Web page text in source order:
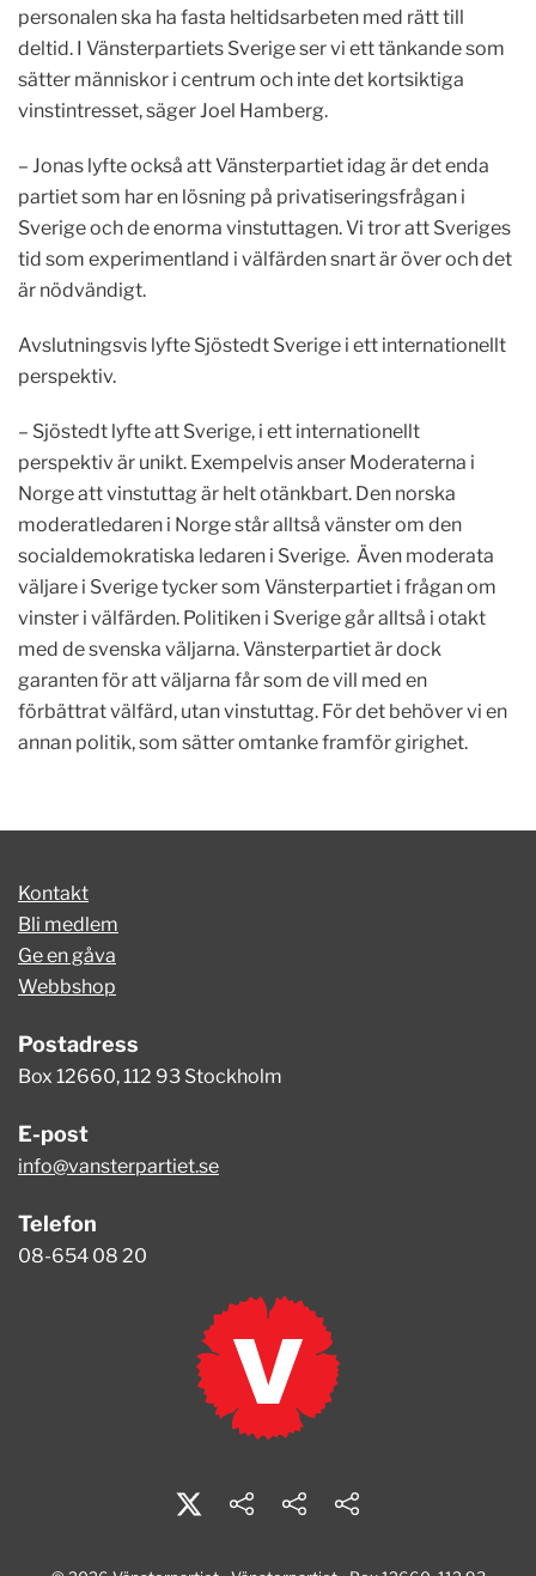
personalen ska ha fasta heltidsarbeten med rätt till
deltid. I Vänsterpartiets Sverige ser vi ett tänkande som
sätter människor i centrum och inte det kortsiktiga
vinstintresset, säger Joel Hamberg.
– Jonas lyfte också att Vänsterpartiet idag är det enda
partiet som har en lösning på privatiseringsfrågan i
Sverige och de enorma vinstuttagen. Vi tror att Sveriges
tid som experimentland i välfärden snart är över och det
är nödvändigt.
Avslutningsvis lyfte Sjöstedt Sverige i ett internationellt
perspektiv.
– Sjöstedt lyfte att Sverige, i ett internationellt
perspektiv är unikt. Exempelvis anser Moderaterna i
Norge att vinstuttag är helt otänkbart. Den norska
moderatledaren i Norge står alltså vänster om den
socialdemokratiska ledaren i Sverige. Även moderata
väljare i Sverige tycker som Vänsterpartiet i frågan om
vinster i välfärden. Politiken i Sverige går alltså i otakt
med de svenska väljarna. Vänsterpartiet är dock
garanten för att väljarna får som de vill med en
förbättrat välfärd, utan vinstuttag. För det behöver vi en
annan politik, som sätter omtanke framför girighet.
Kontakt
Bli medlem
Ge en gåva
Webbshop
Postadress
Box 12660, 112 93 Stockholm
E-post
info@vansterpartiet.se
Telefon
08-654 08 20